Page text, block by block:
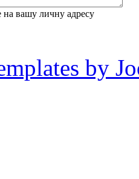
вашу личну адресу
by